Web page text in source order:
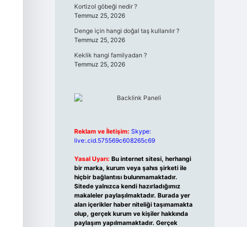
Kortizol göbeği nedir ?
Temmuz 25, 2026
Denge için hangi doğal taş kullanılır ?
Temmuz 25, 2026
Keklik hangi familyadan ?
Temmuz 25, 2026
Reklam ve İletişim: Skype:
live:.cid.575569c608265c69
Yasal Uyarı: Bu internet sitesi, herhangi
bir marka, kurum veya şahıs şirketi ile
hiçbir bağlantısı bulunmamaktadır.
Sitede yalnızca kendi hazırladığımız
makaleler paylaşılmaktadır. Burada yer
alan içerikler haber niteliği taşımamakta
olup, gerçek kurum ve kişiler hakkında
paylaşım yapılmamaktadır. Gerçek